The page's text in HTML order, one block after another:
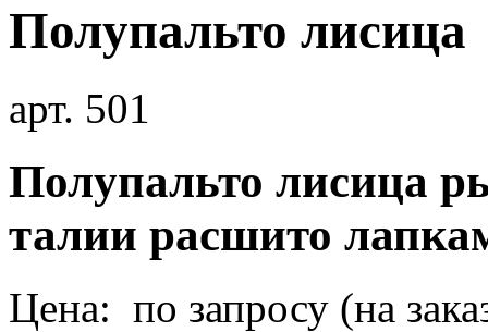
Полупальто лисица
арт. 501
Полупальто лисица
талии расшито
Цена: по запросу (на